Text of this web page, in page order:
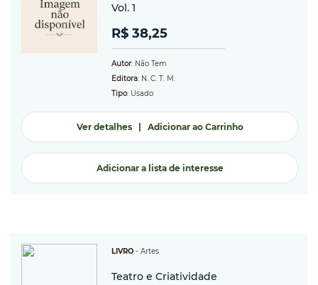
Vol. 1
R$ 38,25
Autor: Não Tem
Editora: N. C. T. M.
Tipo: Usado
Ver detalhes| Adicionar ao Carrinho
Adicionar a lista de interesse
LIVRO - Artes
Teatro e Criatividade